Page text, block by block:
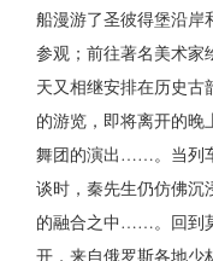
船漫游了圣彼得堡沿岸
参观；前往著名美术家
天又相继安排在历史古
的游览，即将离开的晚
舞团的演出……。当列
谈时，秦先生仍仿佛沉
的融合之中……。回到
开，来自俄罗斯各地少